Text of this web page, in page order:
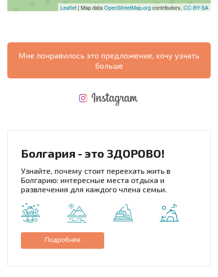
Leaflet | Map dataOpenStreetMap.orgcontributors, CC-BY-SA
Мне понравилось это предложение, хочу узнать
больше
Болгария - это ЗДОРОВО!
Узнайте, почему стоит переехать жить в
Болгарию: интересные места отдыха и
развлечения для каждого члена семьи.
Подробнее